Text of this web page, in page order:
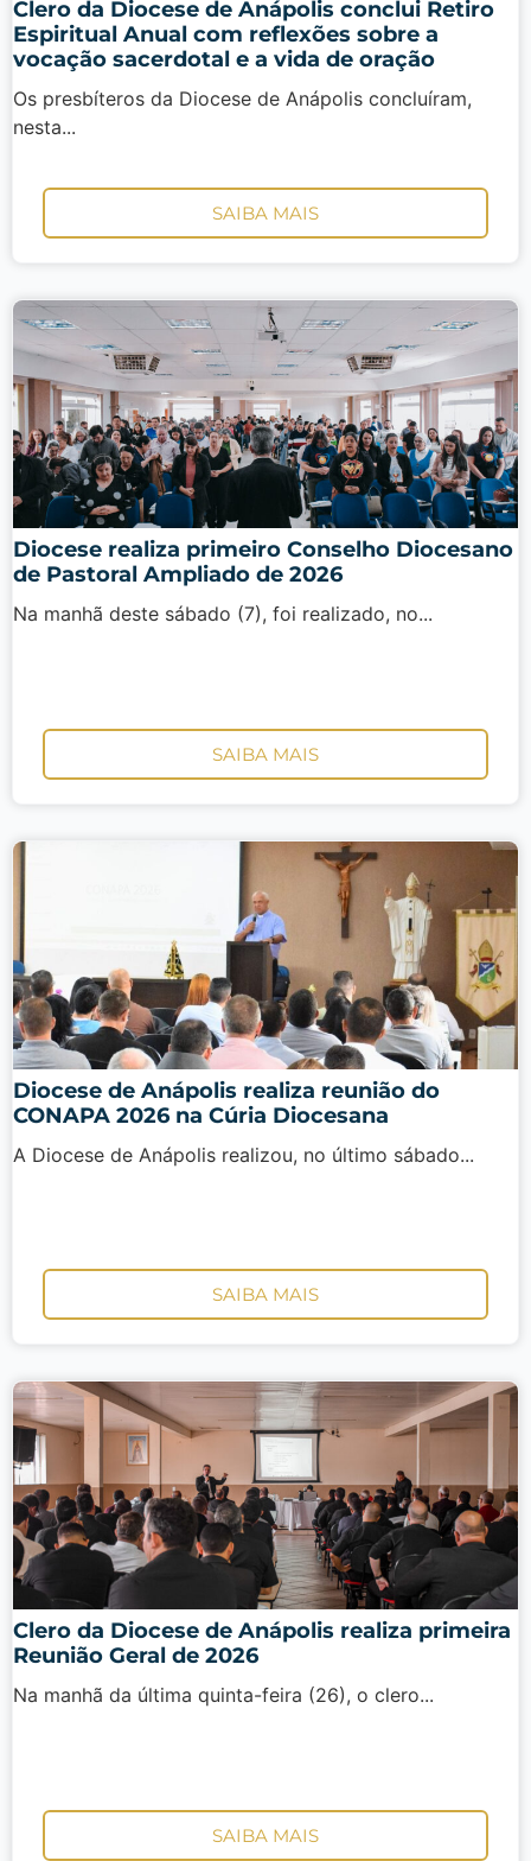
Clero da Diocese de Anápolis conclui Retiro
Espiritual Anual com reflexões sobre a
vocação sacerdotal e a vida de oração
Os presbíteros da Diocese de Anápolis concluíram,
nesta...
SAIBA MAIS
Diocese realiza primeiro Conselho Diocesano
de Pastoral Ampliado de 2026
Na manhã deste sábado (7), foi realizado, no...
SAIBA MAIS
Diocese de Anápolis realiza reunião do
CONAPA 2026 na Cúria Diocesana
A Diocese de Anápolis realizou, no último sábado...
SAIBA MAIS
Clero da Diocese de Anápolis realiza primeira
Reunião Geral de 2026
Na manhã da última quinta-feira (26), o clero...
SAIBA MAIS